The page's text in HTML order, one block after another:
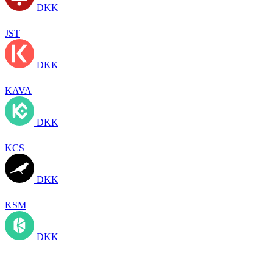
DKK
JST
DKK
KAVA
DKK
KCS
DKK
KSM
DKK